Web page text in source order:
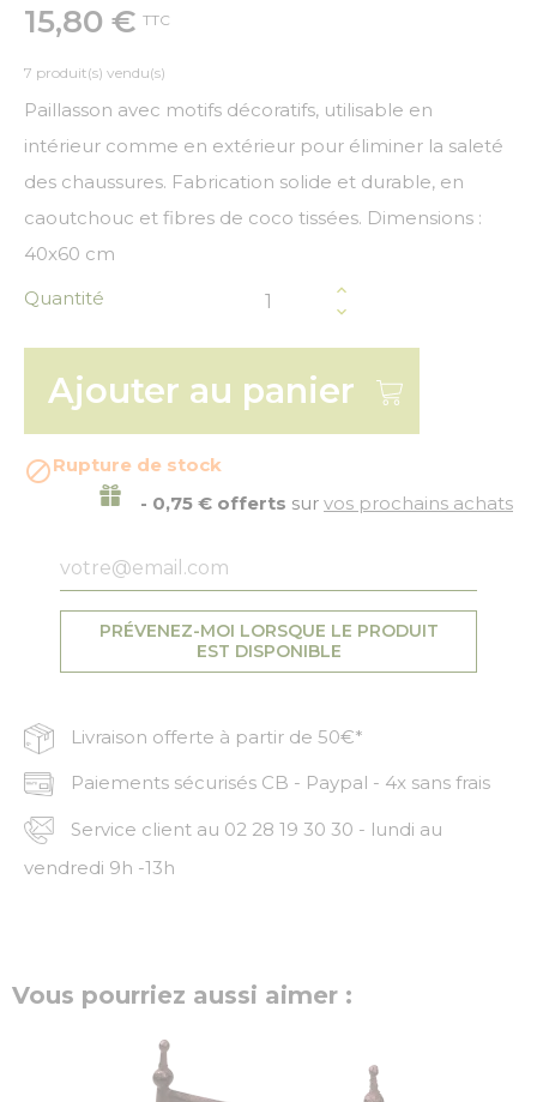
15,80 € TTC
7 produit(s) vendu(s)
Paillasson avec motifs décoratifs, utilisable en
intérieur comme en extérieur pour éliminer la saleté
des chaussures. Fabrication solide et durable, en
caoutchouc et fibres de coco tissées. Dimensions :
40x60 cm
Quantité
Ajouter au panier
Rupture de stock
- 0,75 € offerts sur vos prochains achats
PRÉVENEZ-MOI LORSQUE LE PRODUIT
EST DISPONIBLE
Livraison offerte à partir de 50€*
Paiements sécurisés CB - Paypal - 4x sans frais
Service client au 02 28 19 30 30 - lundi au
vendredi 9h -13h
Vous pourriez aussi aimer :